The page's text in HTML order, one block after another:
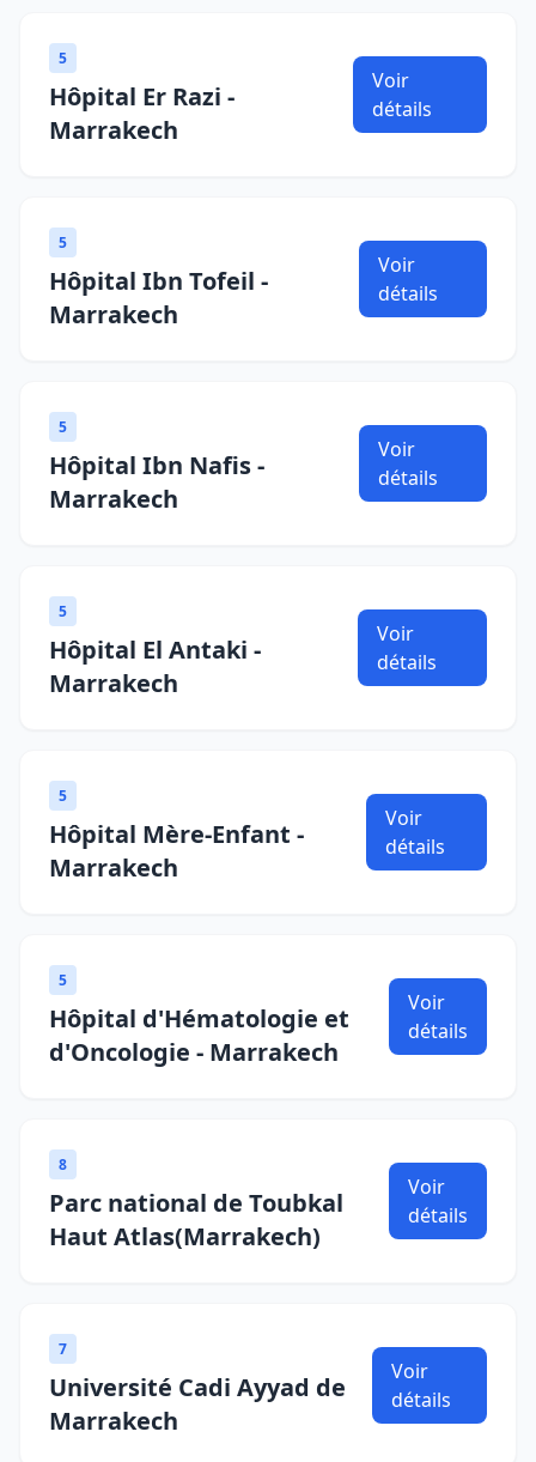
5
Hôpital Er Razi -
Marrakech
Voir
détails
5
Hôpital Ibn Tofeil -
Marrakech
Voir
détails
5
Hôpital Ibn Nafis -
Marrakech
Voir
détails
5
Hôpital El Antaki -
Marrakech
Voir
détails
5
Hôpital Mère-Enfant -
Marrakech
Voir
détails
5
Hôpital d'Hématologie et
d'Oncologie - Marrakech
Voir
détails
8
Parc national de Toubkal
Haut Atlas(Marrakech)
Voir
détails
7
Université Cadi Ayyad de
Marrakech
Voir
détails